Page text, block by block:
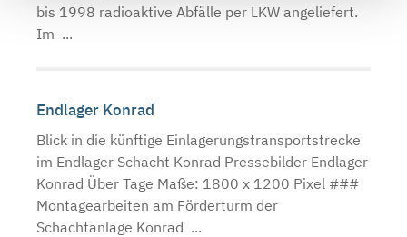
bis 1998 radioaktive Abfälle per LKW angeliefert.
Im ...
Endlager Konrad
Blick in die künftige Einlagerungstransportstrecke
im Endlager Schacht Konrad Pressebilder Endlager
Konrad Über Tage Maße: 1800 x 1200 Pixel ###
Montagearbeiten am Förderturm der
Schachtanlage Konrad ...